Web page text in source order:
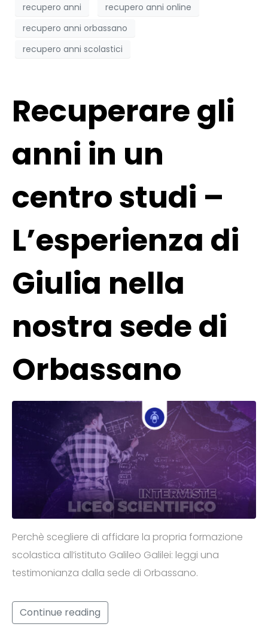
recupero anni
recupero anni online
recupero anni orbassano
recupero anni scolastici
Recuperare gli
anni in un
centro studi –
L’esperienza di
Giulia nella
nostra sede di
Orbassano
Perchè scegliere di affidare la propria formazione
scolastica all’istituto Galileo Galilei: leggi una
testimonianza dalla sede di Orbassano.
Continue reading